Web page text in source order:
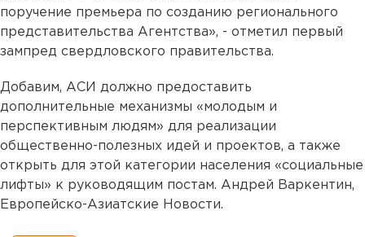
поручение премьера по созданию регионального
представительства Агентства», - отметил первый
зампред свердловского правительства.
Добавим, АСИ должно предоставить
дополнительные механизмы «молодым и
перспективным людям» для реализации
общественно-полезных идей и проектов, а также
открыть для этой категории населения «социальные
лифты» к руководящим постам. Андрей Варкентин,
Европейско-Азиатские Новости.